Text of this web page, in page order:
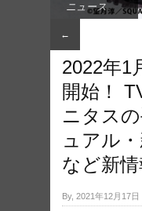
ニュース
←
2022年1
開始！
ニタス
ュアル
など新
By, 2021年12月17日